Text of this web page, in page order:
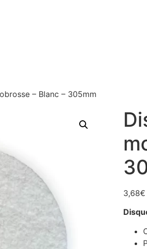
– Blanc – 305mm
3,68€